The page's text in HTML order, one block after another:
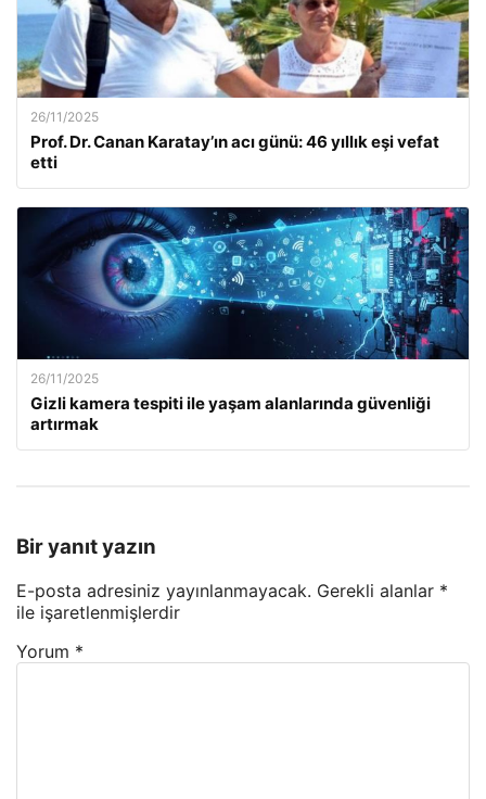
26/11/2025
Prof. Dr. Canan Karatay’ın acı günü: 46 yıllık eşi vefat
etti
26/11/2025
Gizli kamera tespiti ile yaşam alanlarında güvenliği
artırmak
Bir yanıt yazın
E-posta adresiniz yayınlanmayacak. Gerekli alanlar *
ile işaretlenmişlerdir
Yorum *